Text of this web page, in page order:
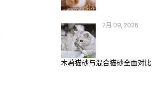
7月 09, 2026
木薯猫砂与混合猫砂全面对比